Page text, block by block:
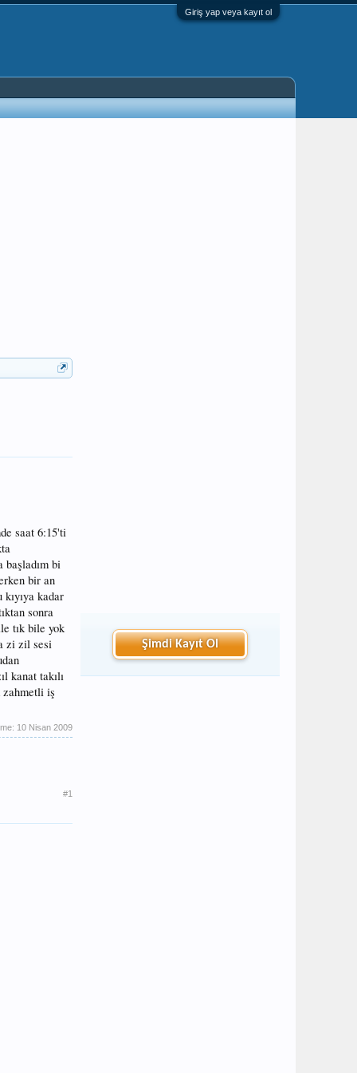
Giriş yap veya kayıt ol
saat 6:15'ti
başladım bi
bir an
kıyıya kadar
sonra
tık bile yok
zi zil sesi
kanat takılı
zahmetli iş
10 Nisan 2009
#1
Şimdi Kayıt Ol